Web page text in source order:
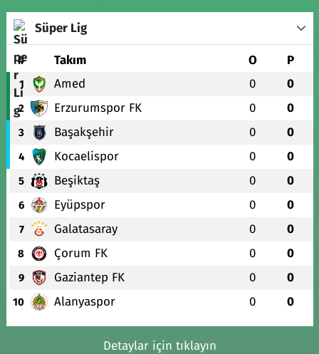
Süper Lig
# Takım O P
1 Amed 0 0
2 Erzurumspor FK 0 0
3 Başakşehir 0 0
4 Kocaelispor 0 0
5 Beşiktaş 0 0
6 Eyüpspor 0 0
7 Galatasaray 0 0
8 Çorum FK 0 0
9 Gaziantep FK 0 0
10 Alanyaspor 0 0
Detaylar için tıklayın